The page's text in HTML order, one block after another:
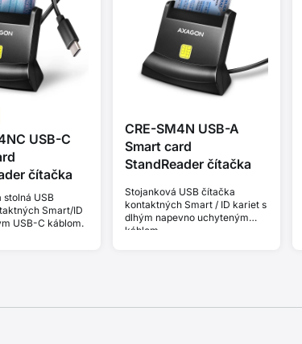
USB-C
čítačka
stolná USB
Smart/ID
USB-C káblom.
CRE-SM4N USB-A
Smart card
StandReader čítačka
Stojanková USB čítačka
kontaktných Smart / ID kariet s
dlhým napevno uchyteným
káblom.